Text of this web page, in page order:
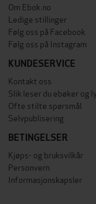
Om Ebok.no
Ledige stillinger
Følg oss på Facebook
Følg oss på Instagram
KUNDESERVICE
Kontakt oss
Slik leser du ebøker og
Ofte stilte spørsmål
Selvpublisering
BETINGELSER
Kjøps- og bruksvilkår
Personvern
Informasjonskapsler